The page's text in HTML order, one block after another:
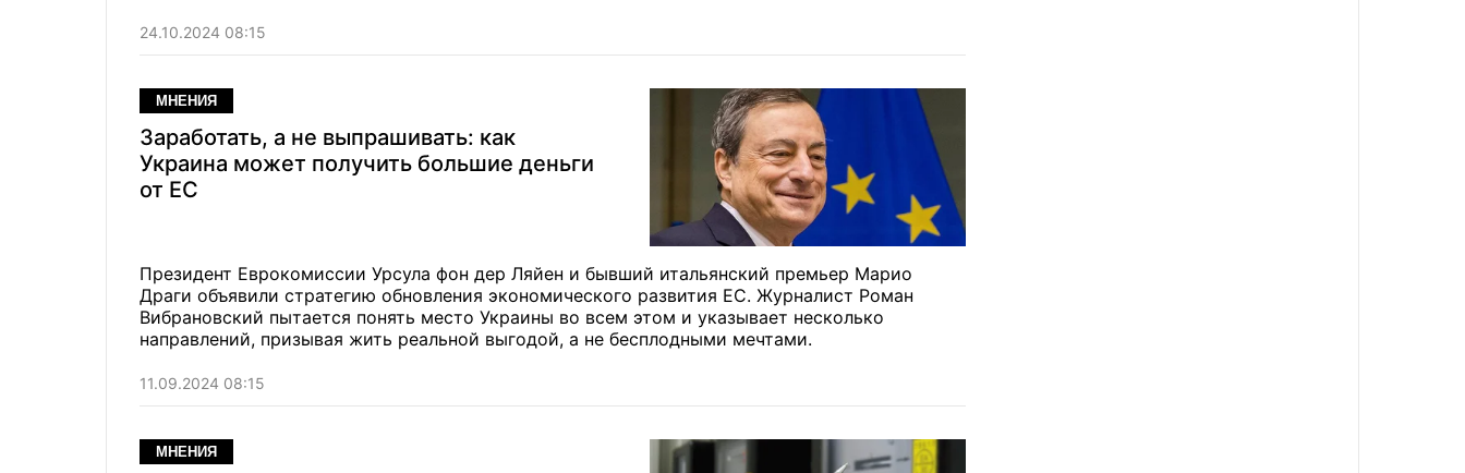
24.10.2024 08:15
МНЕНИЯ
Заработать, а не выпрашивать: как
Украина может получить большие деньги
от ЕС
Президент Еврокомиссии Урсула фон дер Ляйен и бывший итальянский премьер Марио
Драги объявили стратегию обновления экономического развития ЕС. Журналист Роман
Вибрановский пытается понять место Украины во всем этом и указывает несколько
направлений, призывая жить реальной выгодой, а не бесплодными мечтами.
11.09.2024 08:15
МНЕНИЯ